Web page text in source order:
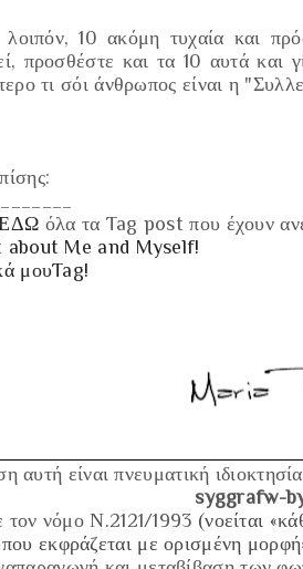
10 ακόμη τυχαία και
προσθέστε και τα 10 αυτά και
τι σόι άνθρωπος είναι η
ΕΔΩ όλα τα Tag post που έχουν
about Me and Myself!
μουTag!
αυτή είναι πνευματική
syggrafw-
νόμο Ν.2121/1993 (νοείται
εκφράζεται με ορισμένη